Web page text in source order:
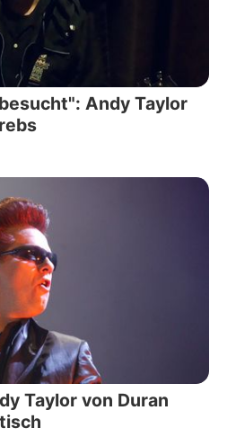
Andy Taylor
Taylor von Duran